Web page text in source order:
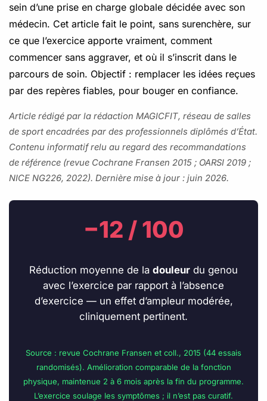
sein d’une prise en charge globale décidée avec son
médecin. Cet article fait le point, sans surenchère, sur
ce que l’exercice apporte vraiment, comment
commencer sans aggraver, et où il s’inscrit dans le
parcours de soin. Objectif : remplacer les idées reçues
par des repères fiables, pour bouger en confiance.
Article rédigé par la rédaction MAGICFIT, réseau de salles
de sport encadrées par des professionnels diplômés d’État.
Contenu informatif relu au regard des recommandations
de référence (revue Cochrane Fransen 2015 ; OARSI 2019 ;
NICE NG226, 2022). Dernière mise à jour : juin 2026.
−12 / 100
Réduction moyenne de la douleur du genou
avec l’exercice par rapport à l’absence
d’exercice — un effet d’ampleur modérée,
cliniquement pertinent.
Source : revue Cochrane Fransen et coll., 2015 (44 essais
randomisés). Amélioration comparable de la fonction
physique, maintenue 2 à 6 mois après la fin du programme.
L’exercice soulage les symptômes ; il n’est pas curatif.